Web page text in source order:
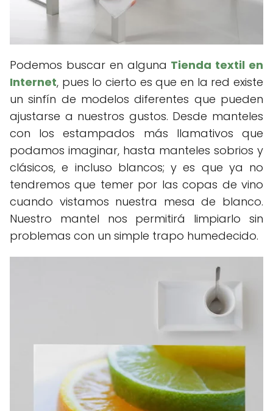
Podemos buscar en alguna Tienda textil en
Internet, pues lo cierto es que en la red existe
un sinfín de modelos diferentes que pueden
ajustarse a nuestros gustos. Desde manteles
con los estampados más llamativos que
podamos imaginar, hasta manteles sobrios y
clásicos, e incluso blancos; y es que ya no
tendremos que temer por las copas de vino
cuando vistamos nuestra mesa de blanco.
Nuestro mantel nos permitirá limpiarlo sin
problemas con un simple trapo humedecido.